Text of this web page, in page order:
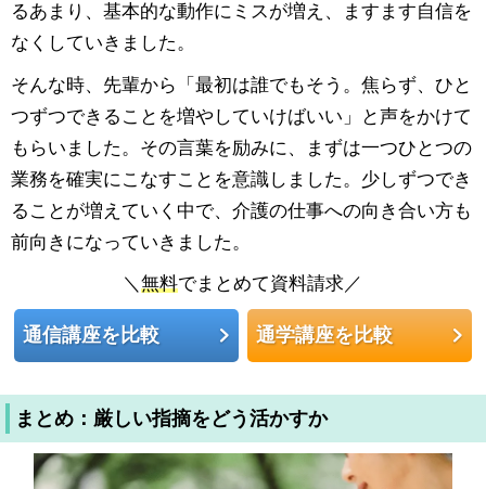
るあまり、基本的な動作にミスが増え、ますます自信を
なくしていきました。
そんな時、先輩から「最初は誰でもそう。焦らず、ひと
つずつできることを増やしていけばいい」と声をかけて
もらいました。その言葉を励みに、まずは一つひとつの
業務を確実にこなすことを意識しました。少しずつでき
ることが増えていく中で、介護の仕事への向き合い方も
前向きになっていきました。
＼無料でまとめて資料請求／
通信講座を比較 通学講座を比較
まとめ：厳しい指摘をどう活かすか